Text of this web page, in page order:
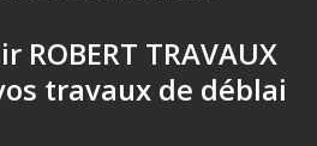
ROBERT TRAVAUX
travaux de déblai